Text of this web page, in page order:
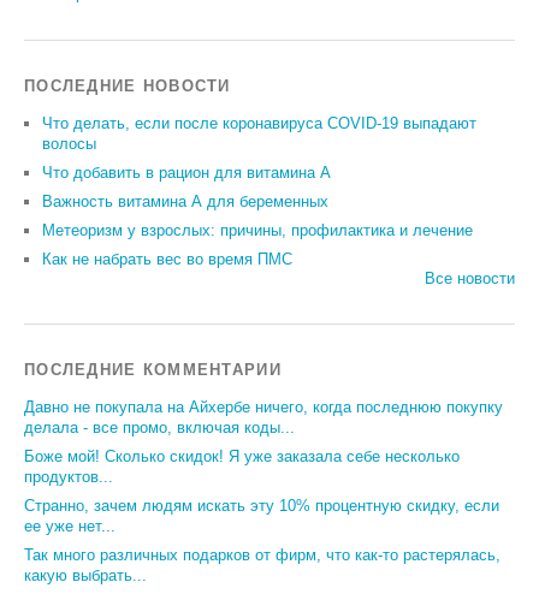
ПОСЛЕДНИЕ НОВОСТИ
Что делать, если после коронавируса COVID-19 выпадают
волосы
Что добавить в рацион для витамина А
Важность витамина А для беременных
Метеоризм у взрослых: причины, профилактика и лечение
Как не набрать вес во время ПМС
Все новости
ПОСЛЕДНИЕ КОММЕНТАРИИ
Давно не покупала на Айхербе ничего, когда последнюю покупку
делала - все промо, включая коды...
Боже мой! Сколько скидок! Я уже заказала себе несколько
продуктов...
Странно, зачем людям искать эту 10% процентную скидку, если
ее уже нет...
Так много различных подарков от фирм, что как-то растерялась,
какую выбрать...